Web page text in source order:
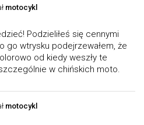
motocykl
Podzieliłeś się cennymi
go wtrysku podejrzewałem, że
od kiedy weszły te
w chińskich moto.
motocykl